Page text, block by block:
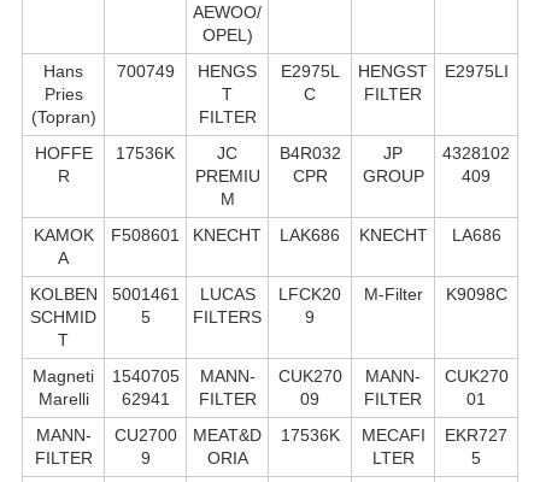
AEWOO/
OPEL)
Hans
Pries
(Topran)
700749
HENGS
T
FILTER
E2975L
C
HENGST
FILTER
E2975LI
HOFFE
R
17536K
JC
PREMIU
M
B4R032
CPR
JP
GROUP
4328102
409
KAMOK
A
F508601 KNECHT LAK686 KNECHT LA686
KOLBEN
SCHMID
T
5001461
5
LUCAS
FILTERS
LFCK20
9
M-Filter K9098C
Magneti
Marelli
1540705
62941
MANN-
FILTER
CUK270
09
MANN-
FILTER
CUK270
01
MANN-
FILTER
CU2700
9
MEAT&D
ORIA
17536K
MECAFI
LTER
EKR727
5